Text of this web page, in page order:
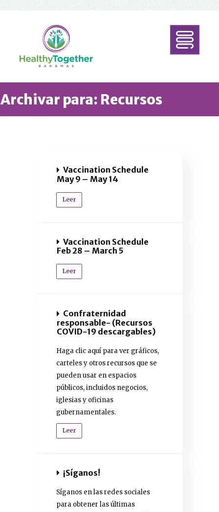
Archivar para: Recursos
Vaccination Schedule
May 9 – May 14
Leer
Vaccination Schedule
Feb 28 – March 5
Leer
Confraternidad
responsable- (Recursos
COVID-19 descargables)
Haga clic aquí para ver gráficos,
carteles y otros recursos que se
pueden usar en espacios
públicos, incluidos negocios,
iglesias y oficinas
gubernamentales.
Leer
¡Síganos!
Síganos en las redes sociales
para obtener las últimas